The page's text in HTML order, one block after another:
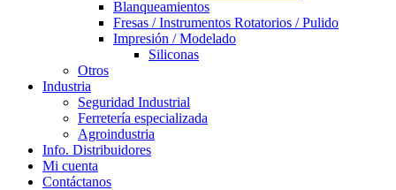
Blanqueamientos
Fresas / Instrumentos Rotatorios / Pulido
Impresión / Modelado
Siliconas
Otros
Industria
Seguridad Industrial
Ferretería especializada
Agroindustria
Info. Distribuidores
Mi cuenta
Contáctanos